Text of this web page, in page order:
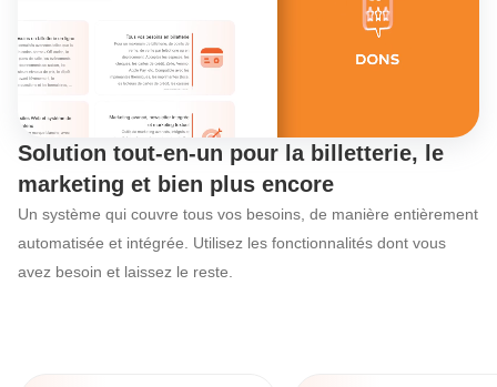
Solution tout-en-un pour la billetterie, le
marketing et bien plus encore
Un système qui couvre tous vos besoins, de manière entièrement
automatisée et intégrée. Utilisez les fonctionnalités dont vous
avez besoin et laissez le reste.